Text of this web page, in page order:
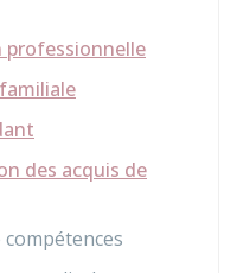
des acquis de